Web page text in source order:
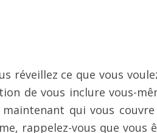
réveillez ce que vous
de vous inclure vous-
qui vous
rappelez-vous que vous